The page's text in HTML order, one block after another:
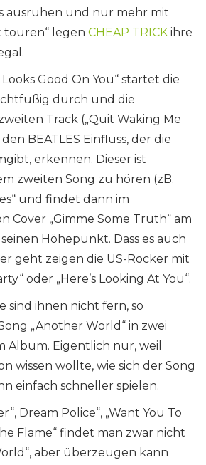
ausruhen und nur mehr mit
touren“ legen CHEAP TRICK ihre
Good On You“ startet die
durch und die
Track („Quit Waking Me
BEATLES Einfluss, der die
erkennen. Dieser ist
zweiten Song zu hören (zB.
und findet dann im
Cover „Gimme Some Truth“ am
Höhepunkt. Dass es auch
geht zeigen die US-Rocker mit
oder „Here’s Looking At You“.
sind ihnen nicht fern, so
„Another World“ in zwei
Album. Eigentlich nur, weil
wissen wollte, wie sich der Song
einfach schneller spielen.
Dream Police“, „Want You To
Flame“ findet man zwar nicht
aber überzeugen kann